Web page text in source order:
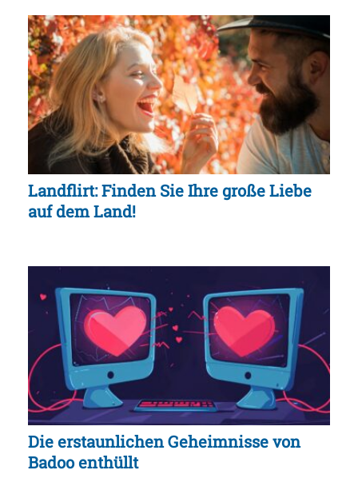
Landflirt: Finden Sie Ihre große Liebe
auf dem Land!
Die erstaunlichen Geheimnisse von
Badoo enthüllt